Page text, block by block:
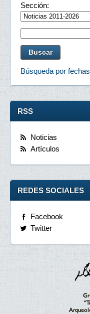
Sección:
Búsqueda por fechas
RSS
Noticias
Artículos
REDES SOCIALES
Facebook
Twitter